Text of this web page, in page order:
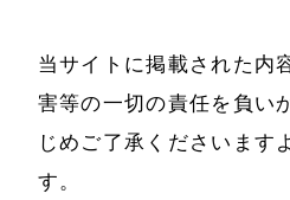
当サイトに掲載された内
害等の一切の責任を負い
じめご了承くださいます
す。